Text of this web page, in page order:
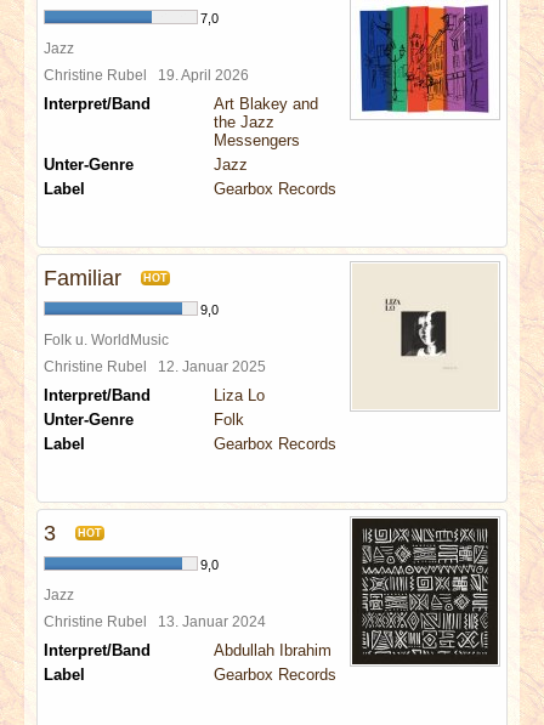
7,0
Jazz
Christine Rubel 19. April 2026
Interpret/Band
Art Blakey and
the Jazz
Messengers
Unter-Genre
Jazz
Label
Gearbox Records
Familiar HOT
9,0
Folk u. WorldMusic
Christine Rubel 12. Januar 2025
Interpret/Band
Liza Lo
Unter-Genre
Folk
Label
Gearbox Records
3 HOT
9,0
Jazz
Christine Rubel 13. Januar 2024
Interpret/Band
Abdullah Ibrahim
Label
Gearbox Records